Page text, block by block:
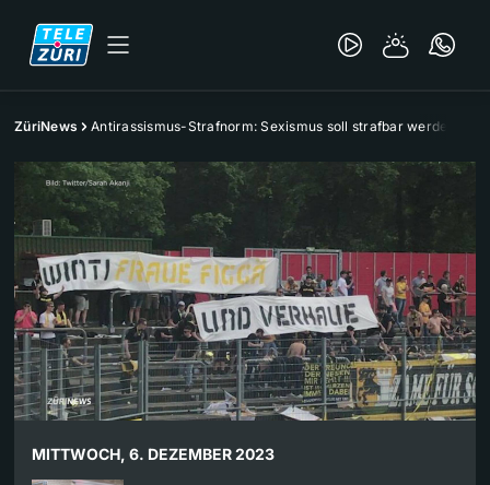
ZüriNews Antirassismus-Strafnorm: Sexismus soll strafbar werden
MITTWOCH, 6. DEZEMBER 2023